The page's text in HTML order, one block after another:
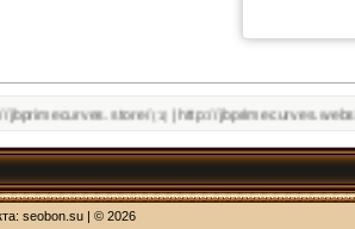
(1)|http://jbprimecurves.website/
seobon.su | © 2026